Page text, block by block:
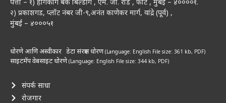
पत्ता – १) हॉंगकॉंग बँक बिल्डींग , एम. जी. रोड , फोर्ट , मुंबई – ४००००१.
२) प्रकाशगड, प्लॉट नंबर जी-९,अनंत काणेकर मार्ग, वांद्रे (पूर्व) ,
मुंबई – ४०००५१
धोरणे आणि अस्वीकार डेटा संरक्षण धोरण(Language: English File size: 361 kb, PDF)
साइटमॅपवेबसाइट धोरणे(Language: English File size: 344 kb, PDF)
संपर्क साधा
रोजगार